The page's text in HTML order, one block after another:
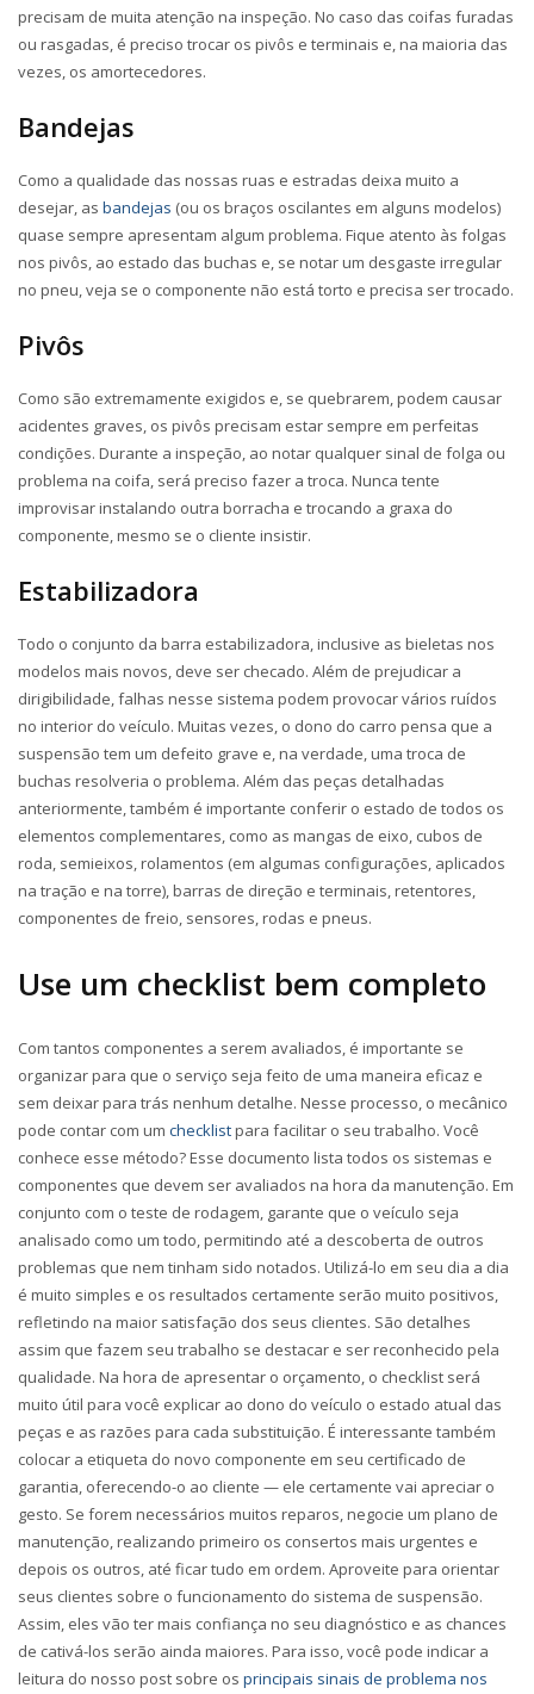
precisam de muita atenção na inspeção. No caso das coifas furadas
ou rasgadas, é preciso trocar os pivôs e terminais e, na maioria das
vezes, os amortecedores.
Bandejas
Como a qualidade das nossas ruas e estradas deixa muito a
desejar, as bandejas (ou os braços oscilantes em alguns modelos)
quase sempre apresentam algum problema. Fique atento às folgas
nos pivôs, ao estado das buchas e, se notar um desgaste irregular
no pneu, veja se o componente não está torto e precisa ser trocado.
Pivôs
Como são extremamente exigidos e, se quebrarem, podem causar
acidentes graves, os pivôs precisam estar sempre em perfeitas
condições. Durante a inspeção, ao notar qualquer sinal de folga ou
problema na coifa, será preciso fazer a troca. Nunca tente
improvisar instalando outra borracha e trocando a graxa do
componente, mesmo se o cliente insistir.
Estabilizadora
Todo o conjunto da barra estabilizadora, inclusive as bieletas nos
modelos mais novos, deve ser checado. Além de prejudicar a
dirigibilidade, falhas nesse sistema podem provocar vários ruídos
no interior do veículo. Muitas vezes, o dono do carro pensa que a
suspensão tem um defeito grave e, na verdade, uma troca de
buchas resolveria o problema. Além das peças detalhadas
anteriormente, também é importante conferir o estado de todos os
elementos complementares, como as mangas de eixo, cubos de
roda, semieixos, rolamentos (em algumas configurações, aplicados
na tração e na torre), barras de direção e terminais, retentores,
componentes de freio, sensores, rodas e pneus.
Use um checklist bem completo
Com tantos componentes a serem avaliados, é importante se
organizar para que o serviço seja feito de uma maneira eficaz e
sem deixar para trás nenhum detalhe. Nesse processo, o mecânico
pode contar com um checklistpara facilitar o seu trabalho. Você
conhece esse método? Esse documento lista todos os sistemas e
componentes que devem ser avaliados na hora da manutenção. Em
conjunto com o teste de rodagem, garante que o veículo seja
analisado como um todo, permitindo até a descoberta de outros
problemas que nem tinham sido notados. Utilizá-lo em seu dia a dia
é muito simples e os resultados certamente serão muito positivos,
refletindo na maior satisfação dos seus clientes. São detalhes
assim que fazem seu trabalho se destacar e ser reconhecido pela
qualidade. Na hora de apresentar o orçamento, o checklist será
muito útil para você explicar ao dono do veículo o estado atual das
peças e as razões para cada substituição. É interessante também
colocar a etiqueta do novo componente em seu certificado de
garantia, oferecendo-o ao cliente — ele certamente vai apreciar o
gesto. Se forem necessários muitos reparos, negocie um plano de
manutenção, realizando primeiro os consertos mais urgentes e
depois os outros, até ficar tudo em ordem. Aproveite para orientar
seus clientes sobre o funcionamento do sistema de suspensão.
Assim, eles vão ter mais confiança no seu diagnóstico e as chances
de cativá-los serão ainda maiores. Para isso, você pode indicar a
leitura do nosso post sobre os principais sinais de problema nos